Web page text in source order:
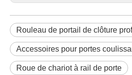
Rouleau de portail de clôture
Accessoires pour portes
Roue de chariot à rail de porte